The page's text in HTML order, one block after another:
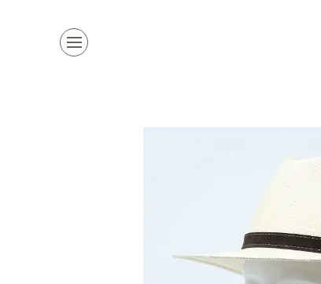
Marken
alle Marken
Top
La Mouche